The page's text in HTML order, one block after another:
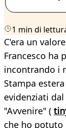
1 min di
C'era un
Francesco ha
incontrando i
Stampa
evidenziati
"Avvenire" (
che ho potuto